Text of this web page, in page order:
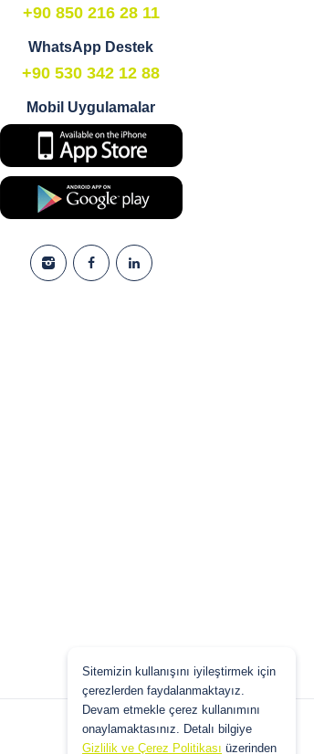
+90 850 216 28 11
WhatsApp Destek
+90 530 342 12 88
Mobil Uygulamalar
Sitemizin kullanışını iyileştirmek için
çerezlerden faydalanmaktayız.
Devam etmekle çerez kullanımını
onaylamaktasınız. Detalı bilgiye
Gizlilik ve Çerez Politikası üzerinden